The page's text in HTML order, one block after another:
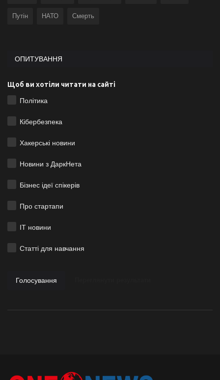
Путін НАТО Смерть
ОПИТУВАННЯ
Щоб ви хотіли читати на сайті
Політика
Кібербезпека
Хакерські новини
Новини з ДаркНета
Бізнес ідеї спікерів
Про стартапи
ІТ новини
Статті для навчання
Голосування